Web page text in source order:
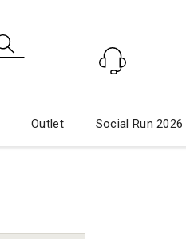
Outlet Social Run 2026